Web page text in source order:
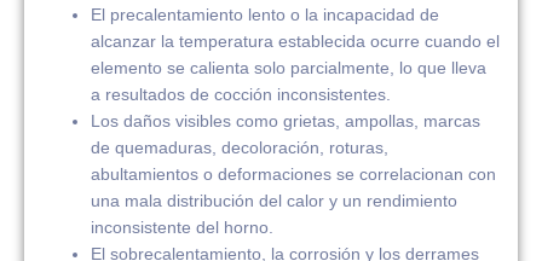
El precalentamiento lento o la incapacidad de
alcanzar la temperatura establecida ocurre cuando el
elemento se calienta solo parcialmente, lo que lleva
a resultados de cocción inconsistentes.
Los daños visibles como grietas, ampollas, marcas
de quemaduras, decoloración, roturas,
abultamientos o deformaciones se correlacionan con
una mala distribución del calor y un rendimiento
inconsistente del horno.
El sobrecalentamiento, la corrosión y los derrames